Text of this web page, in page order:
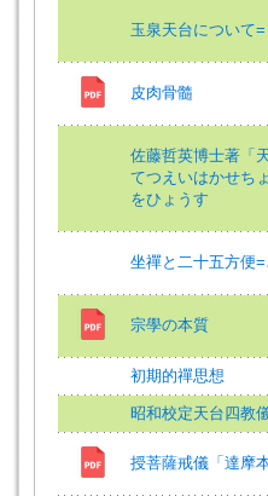
玉泉天台について
皮肉骨髓
佐藤哲英博士著「
てつえいはかせち
をひょうす
坐禪と二十五方便
宗學の本質
初期的禪思想
昭和校定天台四教
授菩薩戒儀「達摩